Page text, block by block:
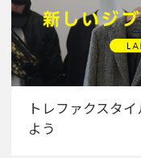
トレファクスタ
よう